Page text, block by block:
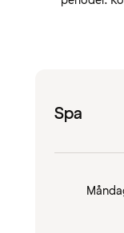
Spa